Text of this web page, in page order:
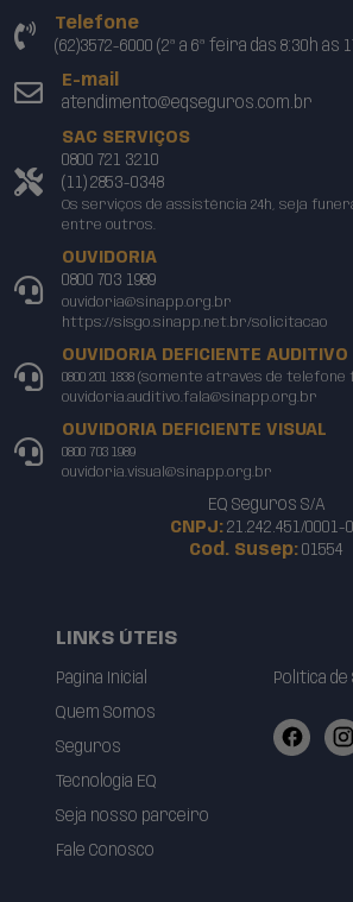
Telefone
(62)3572-6000 (2ª a 6ª feira das 8:30h às
E-mail
atendimento@eqseguros.com.br
SAC SERVIÇOS
0800 721 3210
(11) 2853-0348
Os serviços de assistência 24h, seja
entre outros.
OUVIDORIA
0800 703 1989
ouvidoria@sinapp.org.br
https://sisgo.sinapp.net.br/solicitacao
OUVIDORIA DEFICIENTE AUDITIVO
0800 201 1838 (somente através de telefone
ouvidoria.auditivo.fala@sinapp.org.br
OUVIDORIA DEFICIENTE VISUAL
0800 703 1989
ouvidoria.visual@sinapp.org.br
EQ Seguros S/A
CNPJ: 21.242.451/0001-
Cod. Susep: 01554
LINKS ÚTEIS
Página Inicial
Quem Somos
Seguros
Tecnologia EQ
Seja nosso parceiro
Fale Conosco
Política